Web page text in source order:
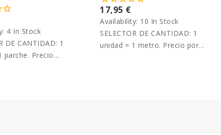
4 In Stock
DE CANTIDAD: 1
parche. Precio
17,95 €
Availability: 10 In Stock
SELECTOR DE CANTIDAD: 1
unidad = 1 metro. Precio por